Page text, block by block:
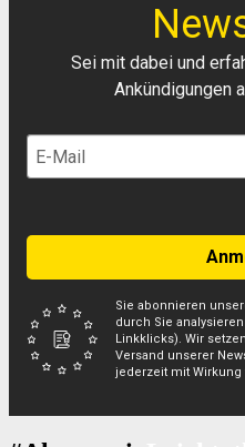
Sei mit dabei und
Ankündigungen
Sie abonnieren
durch Sie
Linkklicks). Wir
Versand unserer
jederzeit mit